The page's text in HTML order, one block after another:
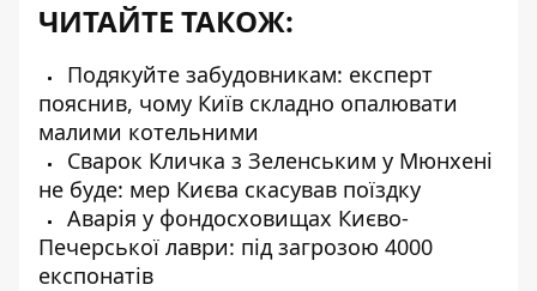
ЧИТАЙТЕ ТАКОЖ:
Подякуйте забудовникам: експерт
пояснив, чому Київ складно опалювати
малими котельними
Сварок Кличка з Зеленським у Мюнхені
не буде: мер Києва скасував поїздку
Аварія у фондосховищах Києво-
Печерської лаври: під загрозою 4000
експонатів